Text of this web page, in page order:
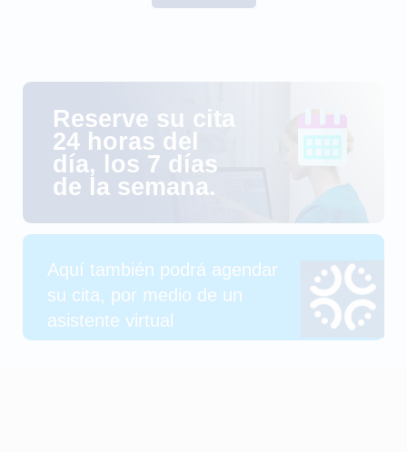
Reserve su cita
24 horas del
día, los 7 días
de la semana.
Aquí también podrá agendar
su cita, por medio de un
asistente virtual